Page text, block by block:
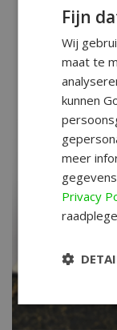
Fijn
Wij
maat te
kunnen
meer
Privacy